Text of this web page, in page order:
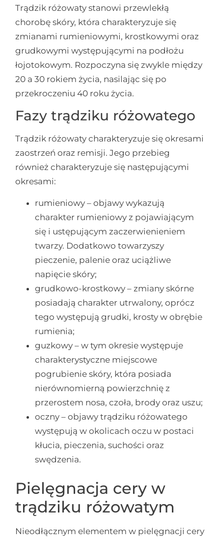
Trądzik różowaty stanowi przewlekłą
chorobę skóry, która charakteryzuje się
zmianami rumieniowymi, krostkowymi oraz
grudkowymi występującymi na podłożu
łojotokowym. Rozpoczyna się zwykle między
20 a 30 rokiem życia, nasilając się po
przekroczeniu 40 roku życia.
Fazy trądziku różowatego
Trądzik różowaty charakteryzuje się okresami
zaostrzeń oraz remisji. Jego przebieg
również charakteryzuje się następującymi
okresami:
rumieniowy – objawy wykazują
charakter rumieniowy z pojawiającym
się i ustępującym zaczerwienieniem
twarzy. Dodatkowo towarzyszy
pieczenie, palenie oraz uciążliwe
napięcie skóry;
grudkowo-krostkowy – zmiany skórne
posiadają charakter utrwalony, oprócz
tego występują grudki, krosty w obrębie
rumienia;
guzkowy – w tym okresie występuje
charakterystyczne miejscowe
pogrubienie skóry, która posiada
nierównomierną powierzchnię z
przerostem nosa, czoła, brody oraz uszu;
oczny – objawy trądziku różowatego
występują w okolicach oczu w postaci
kłucia, pieczenia, suchości oraz
swędzenia.
Pielęgnacja cery w
trądziku różowatym
Nieodłącznym elementem w pielęgnacji cery